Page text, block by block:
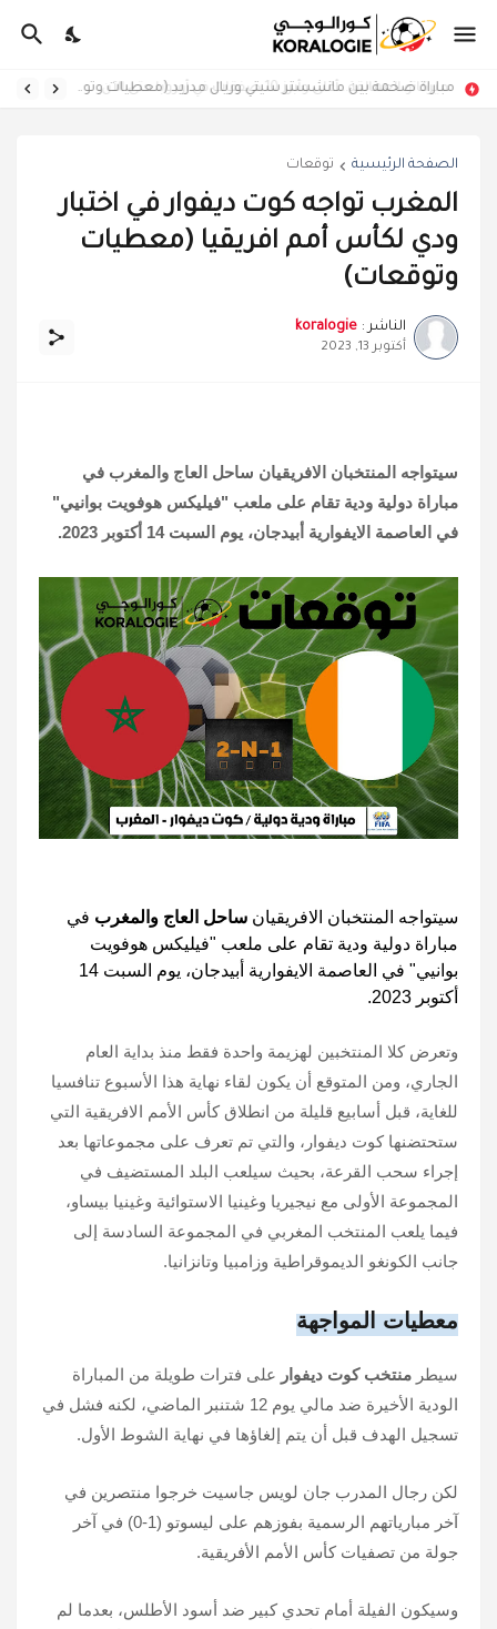
مباراة ضخمة بين مانشستر سيتي وريال مدريد (معطيات وتوقعات)
الصفحة الرئيسية توقعات
المغرب تواجه كوت ديفوار في اختبار
ودي لكأس أمم افريقيا (معطيات
وتوقعات)
الناشر : koralogie
أكتوبر 13, 2023
سيتواجه المنتخبان الافريقيان ساحل العاج والمغرب في
مباراة دولية ودية تقام على ملعب "فيليكس هوفويت بوانيي"
في العاصمة الايفوارية أبيدجان، يوم السبت 14 أكتوبر 2023.
سيتواجه المنتخبان الافريقيان ساحل العاج والمغرب في
مباراة دولية ودية تقام على ملعب "فيليكس هوفويت
بوانيي" في العاصمة الايفوارية أبيدجان، يوم السبت 14
أكتوبر 2023.
وتعرض كلا المنتخبين لهزيمة واحدة فقط منذ بداية العام
الجاري، ومن المتوقع أن يكون لقاء نهاية هذا الأسبوع تنافسيا
للغاية، قبل أسابيع قليلة من انطلاق كأس الأمم الافريقية التي
ستحتضنها كوت ديفوار، والتي تم تعرف على مجموعاتها بعد
إجراء سحب القرعة، بحيث سيلعب البلد المستضيف في
المجموعة الأولى مع نيجيريا وغينيا الاستوائية وغينيا بيساو،
فيما يلعب المنتخب المغربي في المجموعة السادسة إلى
جانب الكونغو الديموقراطية وزامبيا وتانزانيا.
معطيات المواجهة
سيطر منتخب كوت ديفوار على فترات طويلة من المباراة
الودية الأخيرة ضد مالي يوم 12 شتنبر الماضي، لكنه فشل في
تسجيل الهدف قبل أن يتم إلغاؤها في نهاية الشوط الأول.
لكن رجال المدرب جان لويس جاسيت خرجوا منتصرين في
آخر مبارياتهم الرسمية بفوزهم على ليسوتو (1-0) في آخر
جولة من تصفيات كأس الأمم الأفريقية.
وسيكون الفيلة أمام تحدي كبير ضد أسود الأطلس، بعدما لم